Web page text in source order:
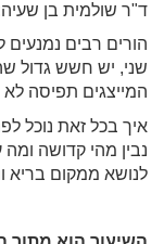
ד"ר שולמית בן
הורים רבים נמנעים
שני, יש חשש גדול
המייצגים תפיסה לא
איך בכל זאת נוכל
נבין מהי קדושה
לנושא ממקום בריא